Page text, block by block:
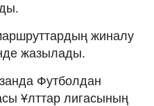
жиналу
жазылады.
Футболдан
Ұлттар лигасының